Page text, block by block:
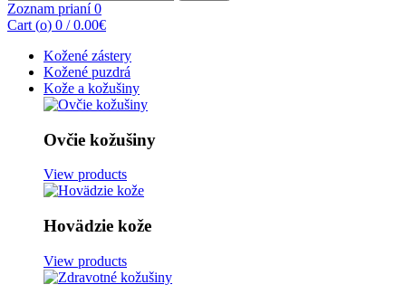
Zoznam prianí0
Cart (o) 0 / 0.00€
Kožené zástery
Kožené puzdrá
Kože a kožušiny
Ovčie kožušiny
View products
Hovädzie kože
View products